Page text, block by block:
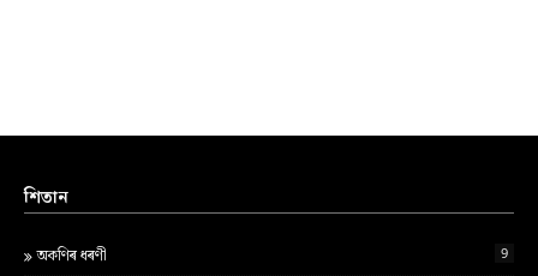
শিতান
অকণিৰ ধৰণী 9